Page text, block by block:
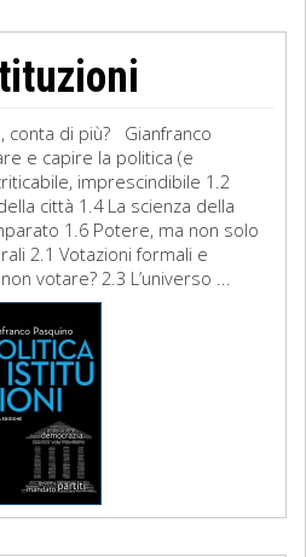
conta di più? Gianfranco
e capire la politica (e
imprescindibile 1.2
città 1.4 La scienza della
1.6 Potere, ma non solo
2.1 Votazioni formali e
votare? 2.3 L’universo ...